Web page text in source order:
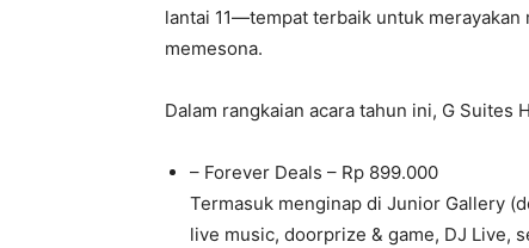
lantai 11—tempat terbaik untuk merayakan
memesona.
Dalam rangkaian acara tahun ini, G Suites
– Forever Deals – Rp 899.000
Termasuk menginap di Junior Gallery
live music, doorprize & game, DJ Live,